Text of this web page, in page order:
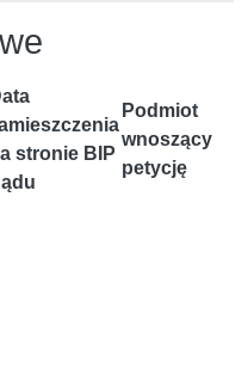
stronie BIP
Podmiot
wnoszący
petycję